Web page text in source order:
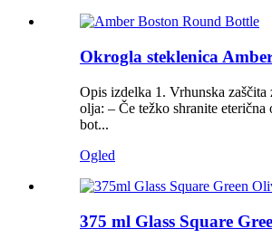
Okrogla steklenica
Opis izdelka 1. Vrhunska zaščita
olja: – Če težko shranite eterična
bot...
Ogled
375 ml Glass Square